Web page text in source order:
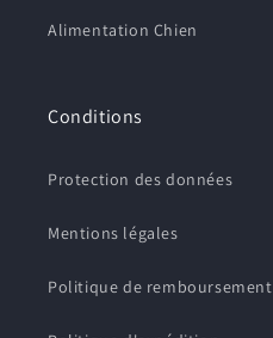
Alimentation Chien
Conditions
Protection des données
Mentions légales
Politique de remboursement